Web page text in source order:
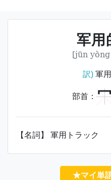
军用
[jūn
訳)軍
部首：
【名詞】 軍用トラック
★マイ単